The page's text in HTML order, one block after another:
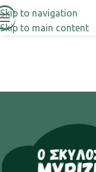
Skip to navigation
Skip to main content